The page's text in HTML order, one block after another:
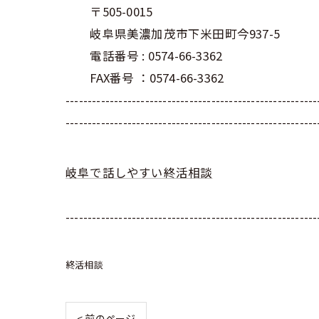
〒505-0015
岐阜県美濃加茂市下米田町今937-5
電話番号 : 0574-66-3362
FAX番号 ：0574-66-3362
岐阜で話しやすい終活相談
終活相談